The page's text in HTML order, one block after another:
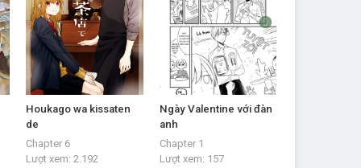
Houkago wa kissaten
de
Chapter 6
Lượt xem: 2.192
Ngày Valentine với đàn
anh
Chapter 1
Lượt xem: 157